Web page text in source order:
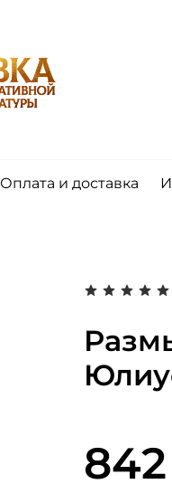
Оплата и доставка